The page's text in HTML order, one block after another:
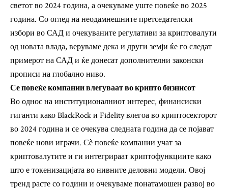
светот во 2024 година, а очекуваме уште повеќе во 2025
година. Со оглед на неодамнешните претседателски
избори во САД и очекуваните регулативи за криптовалути
од новата влада, веруваме дека и други земји ќе го следат
примерот на САД и ќе донесат дополнителни законски
прописи на глобално ниво.
Се повеќе компании влегуваат во крипто бизнисот
Во однос на институционалниот интерес, финансиски
гиганти како BlackRock и Fidelity влегоа во криптосекторот
во 2024 година и се очекува следната година да се појават
повеќе нови играчи. Сѐ повеќе компании учат за
криптовалутите и ги интегрираат криптофункциите како
што е токенизацијата во нивните деловни модели. Овој
тренд расте со години и очекуваме понатамошен развој во